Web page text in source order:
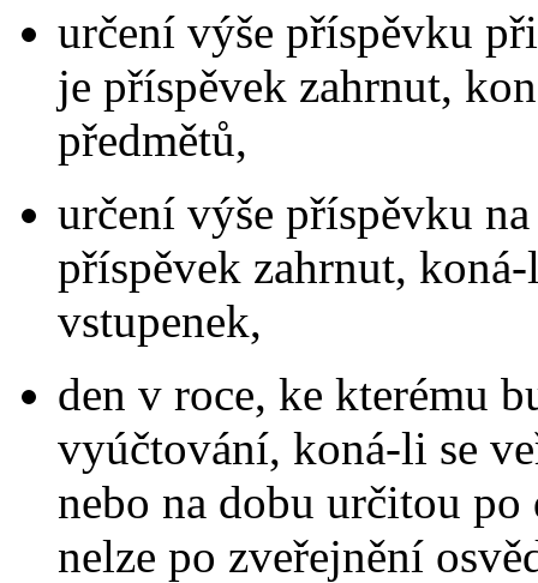
určení výše příspěvku
je příspěvek zahrnut,
předmětů,
určení výše příspěvku
příspěvek zahrnut,
vstupenek,
den v roce, ke kterému
vyúčtování, koná-li se
nebo na dobu určitou
nelze po zveřejnění